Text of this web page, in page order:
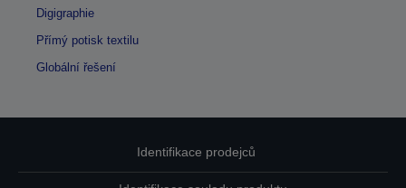
Digigraphie
Přímý potisk textilu
Globální řešení
Identifikace prodejců